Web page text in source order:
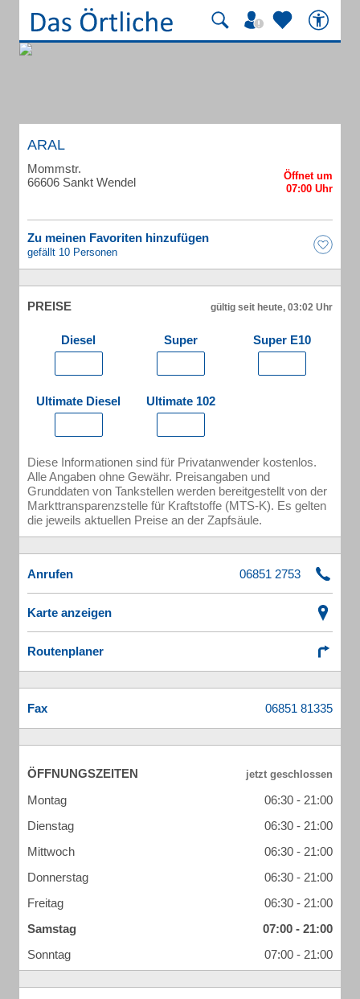
ARAL
Mommstr.
66606 Sankt Wendel
Zu meinen Favoriten hinzufügen
gefällt 10 Personen
PREISE gültig seit heute, 03:02 Uhr
Diesel Super Super E10
Ultimate Diesel Ultimate 102
Diese Informationen sind für Privatanwender kostenlos.
Alle Angaben ohne Gewähr. Preisangaben und
Grunddaten von Tankstellen werden bereitgestellt von der
Markttransparenzstelle für Kraftstoffe (MTS-K). Es gelten
die jeweils aktuellen Preise an der Zapfsäule.
Anrufen
Karte anzeigen
Routenplaner
Fax
ÖFFNUNGSZEITEN
Montag
06:30 - 21:00
Dienstag
06:30 - 21:00
Mittwoch
06:30 - 21:00
Donnerstag
06:30 - 21:00
Freitag
06:30 - 21:00
Samstag
07:00 - 21:00
Sonntag
07:00 - 21:00